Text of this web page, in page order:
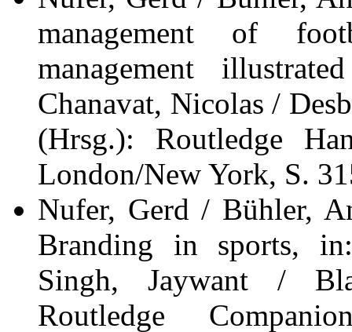
management of
management
Chanavat, Nicolas /
(Hrsg.): Routledge
London/New York, S.
Nufer, Gerd / Bühler,
Branding in sports,
Singh, Jaywant /
Routledge